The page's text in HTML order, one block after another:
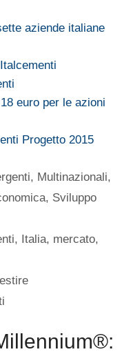
aziende italiane
euro per le azioni
Progetto 2015
, Multinazionali,
, Sviluppo
, Italia, mercato,